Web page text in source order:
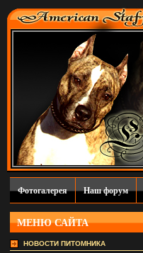
Фотогалерея Наш форум
МЕНЮ САЙТА
НОВОСТИ ПИТОМНИКА